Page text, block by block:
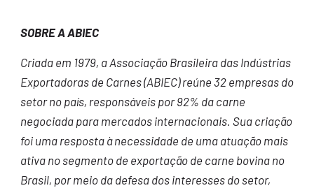
SOBRE A ABIEC
Criada em 1979, a Associação Brasileira das Indústrias
Exportadoras de Carnes (ABIEC) reúne 32 empresas do
setor no país, responsáveis por 92% da carne
negociada para mercados internacionais. Sua criação
foi uma resposta à necessidade de uma atuação mais
ativa no segmento de exportação de carne bovina no
Brasil, por meio da defesa dos interesses do setor,